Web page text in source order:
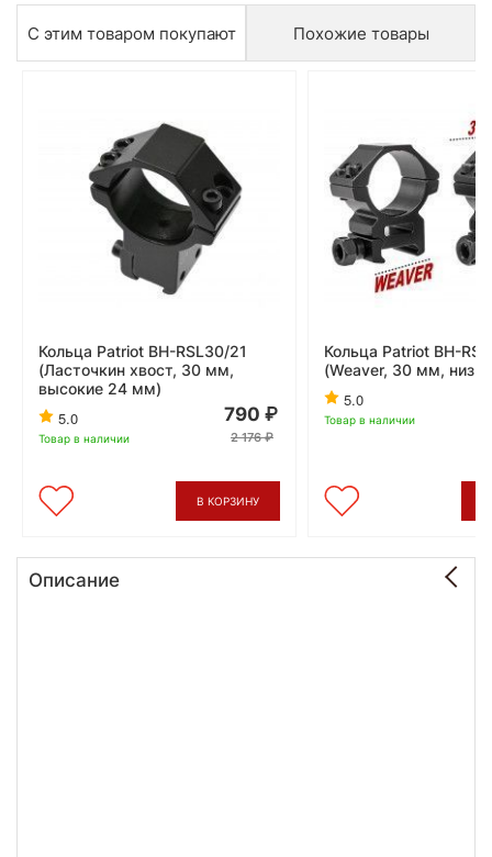
С этим товаром покупают Похожие товары
Кольца Patriot BH-RSL30/21
(Ласточкин хвост, 30 мм,
высокие 24 мм)
5.0
Товар в наличии
790
2 176
В КОРЗИНУ
Кольца Patriot BH-
(Weaver, 30 мм,
5.0
Товар в наличии
Описание